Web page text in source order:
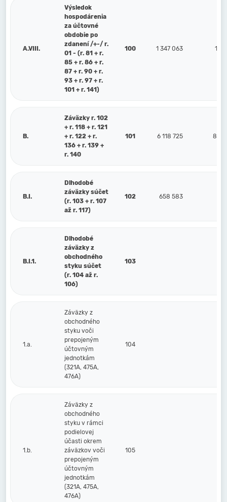
A.VIII.
Výsledok
hospodárenia
za účtovné
obdobie po
zdanení /+-/ r.
01 - (r. 81 + r.
85 + r. 86 + r.
87 + r. 90 + r.
93 + r. 97 + r.
101 + r. 141)
100 1 347 063 1
B.
Záväzky r. 102
+ r. 118 + r. 121
+ r. 122 + r.
136 + r. 139 +
r. 140
101 6 118 725 8
B.I.
Dlhodobé
záväzky súčet
(r. 103 + r. 107
až r. 117)
102 658 583
B.I.1.
Dlhodobé
záväzky z
obchodného
styku súčet
(r. 104 až r.
106)
103
1.a.
Záväzky z
obchodného
styku voči
prepojeným
účtovným
jednotkám
(321A, 475A,
476A)
104
1.b.
Záväzky z
obchodného
styku v rámci
podielovej
účasti okrem
záväzkov voči
prepojeným
účtovným
jednotkám
(321A, 475A,
476A)
105